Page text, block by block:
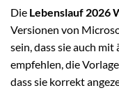
Die Lebenslauf 2026
Versionen von
sein, dass sie auch
empfehlen, die
dass sie korrekt